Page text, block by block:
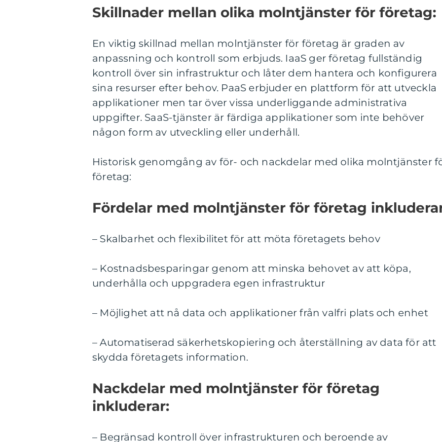
Skillnader mellan olika molntjänster för företag:
En viktig skillnad mellan molntjänster för företag är graden av
anpassning och kontroll som erbjuds. IaaS ger företag fullständig
kontroll över sin infrastruktur och låter dem hantera och konfigurera
sina resurser efter behov. PaaS erbjuder en plattform för att utveckla
applikationer men tar över vissa underliggande administrativa
uppgifter. SaaS-tjänster är färdiga applikationer som inte behöver
någon form av utveckling eller underhåll.
Historisk genomgång av för- och nackdelar med olika molntjänster
företag:
Fördelar med molntjänster för företag
– Skalbarhet och flexibilitet för att möta företagets behov
– Kostnadsbesparingar genom att minska behovet av att köpa,
underhålla och uppgradera egen infrastruktur
– Möjlighet att nå data och applikationer från valfri plats och enhet
– Automatiserad säkerhetskopiering och återställning av data för att
skydda företagets information.
Nackdelar med molntjänster för företag
inkluderar:
– Begränsad kontroll över infrastrukturen och beroende av